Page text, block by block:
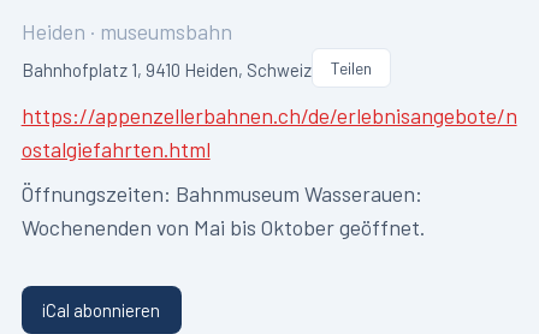
Heiden · museumsbahn
Bahnhofplatz 1, 9410 Heiden, Schweiz Teilen
https://appenzellerbahnen.ch/de/erlebnisangebote/n
ostalgiefahrten.html
Öffnungszeiten: Bahnmuseum Wasserauen:
Wochenenden von Mai bis Oktober geöffnet.
iCal abonnieren